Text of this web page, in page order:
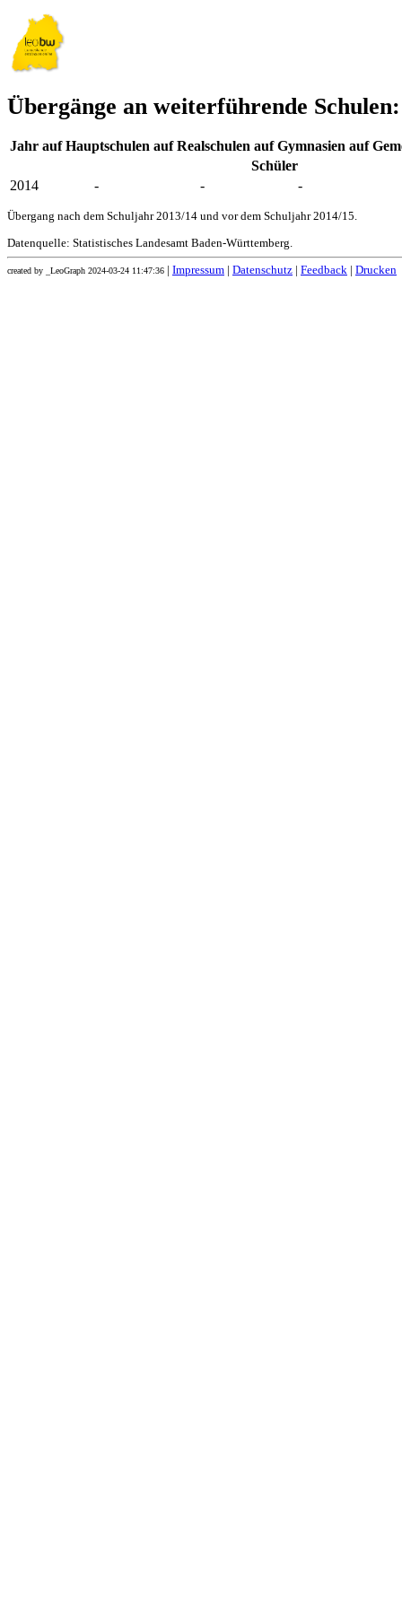
Übergänge an weiterführende
Jahr auf Hauptschulen auf Realschulen auf Gymnasien auf
Schüler
2014
- - -
Übergang nach dem Schuljahr 2013/14 und vor dem Schuljahr 2014/15.
Datenquelle: Statistisches Landesamt Baden-Württemberg.
created by _LeoGraph 2024-03-24 11:47:36 Impressum Datenschutz Feedback Drucken